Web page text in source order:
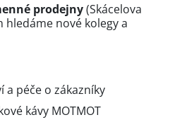
prodejny(Skácelova
hledáme nové kolegy a
péče o zákazníky
kávy MOTMOT